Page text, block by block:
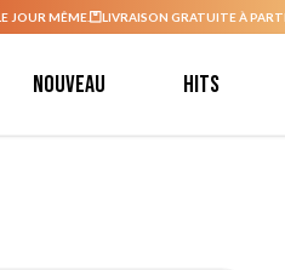
JOUR MÊME. LIVRAISON GRATUITE À
Nouveau Hits